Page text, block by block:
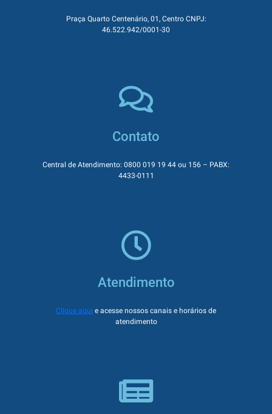
Praça Quarto Centenário, 01, Centro CNPJ:
46.522.942/0001-30
Contato
Central de Atendimento: 0800 019 19 44 ou 156 – PABX:
4433-0111
Atendimento
Clique aqui e acesse nossos canais e horários de
atendimento